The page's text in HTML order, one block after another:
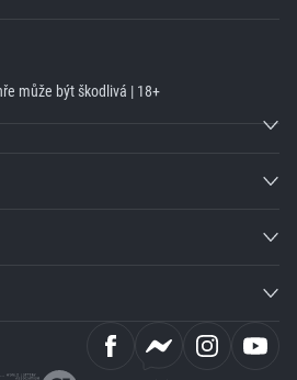
může být škodlivá | 18+